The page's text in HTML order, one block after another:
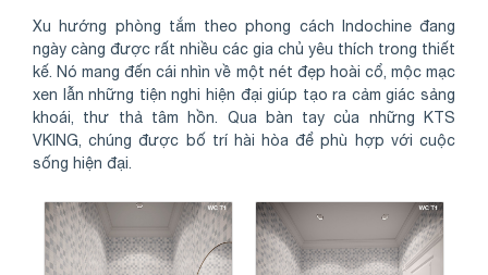
Xu hướng phòng tắm theo phong cách Indochine đang
ngày càng được rất nhiều các gia chủ yêu thích trong thiết
kế. Nó mang đến cái nhìn về một nét đẹp hoài cổ, mộc mạc
xen lẫn những tiện nghi hiện đại giúp tạo ra cảm giác sảng
khoái, thư thả tâm hồn. Qua bàn tay của những KTS
VKING, chúng được bố trí hài hòa để phù hợp với cuộc
sống hiện đại.